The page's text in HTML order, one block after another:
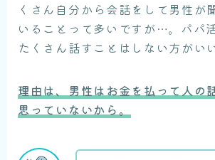
くさん自分から会話をして男性が
いることって多いですが…。パパ
たくさん話すことはしない方がい
理由は、男性はお金を払って人の
思っていないから。